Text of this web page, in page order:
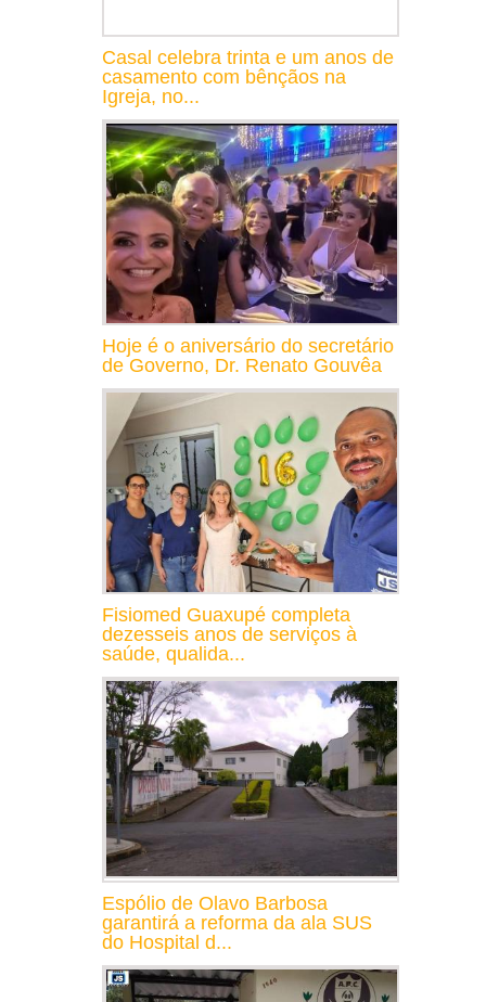
Casal celebra trinta e um anos de
casamento com bênçãos na
Igreja, no...
Hoje é o aniversário do secretário
de Governo, Dr. Renato Gouvêa
Fisiomed Guaxupé completa
dezesseis anos de serviços à
saúde, qualida...
Espólio de Olavo Barbosa
garantirá a reforma da ala SUS
do Hospital d...